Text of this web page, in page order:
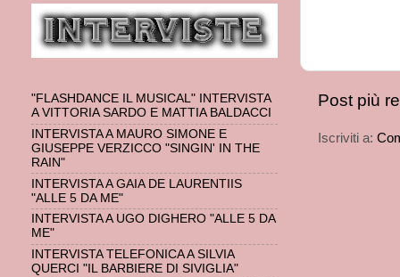
Post più
Iscriviti a:
"FLASHDANCE IL MUSICAL" INTERVISTA
A VITTORIA SARDO E MATTIA BALDACCI
INTERVISTA A MAURO SIMONE E
GIUSEPPE VERZICCO "SINGIN' IN THE
RAIN"
INTERVISTA A GAIA DE LAURENTIIS
"ALLE 5 DA ME"
INTERVISTA A UGO DIGHERO "ALLE 5 DA
ME"
INTERVISTA TELEFONICA A SILVIA
QUERCI "IL BARBIERE DI SIVIGLIA"